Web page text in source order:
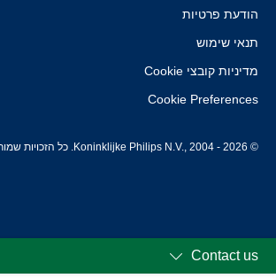
הודעת פרטיות
תנאי שימוש
מדיניות קובצי Cookie
Cookie Preferences
© Koninklijke Philips N.V., 2004 - 2026. כל הזכויות שמורות.
Contact us